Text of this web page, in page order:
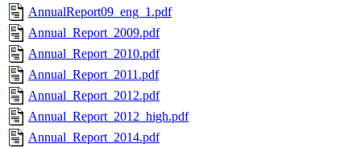
AnnualReport09_eng_1.pdf
Annual_Report_2009.pdf
Annual_Report_2010.pdf
Annual_Report_2011.pdf
Annual_Report_2012.pdf
Annual_Report_2012_high.pdf
Annual_Report_2014.pdf